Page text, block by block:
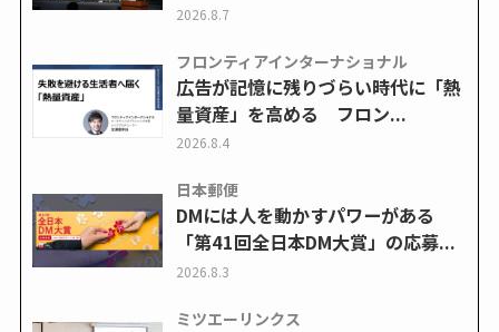
2026.8.7
フロンティアインターナショナル
広告が記憶に残りづらい時代に「熱
量資産」を高める フロン...
2026.8.4
日本郵便
DMには人を動かすパワーがある
「第41回全日本DM大賞」の応募...
2026.8.3
ミツエーリンクス